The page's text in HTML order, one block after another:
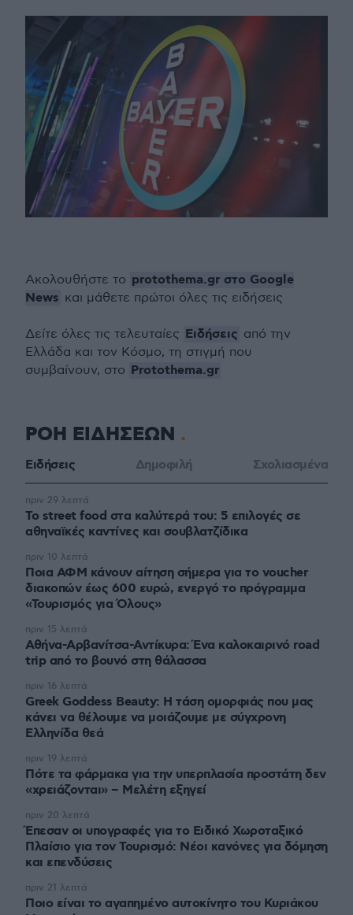
Ακολουθήστε το protothema.gr στο Google
News και μάθετε πρώτοι όλες τις ειδήσεις
Δείτε όλες τις τελευταίες Ειδήσεις από την
Ελλάδα και τον Κόσμο, τη στιγμή που
συμβαίνουν, στο Protothema.gr
ΡΟΗ ΕΙΔΗΣΕΩΝ
Ειδήσεις Δημοφιλή Σχολιασμένα
Το street food στα καλύτερά του: 5 επιλογές σε
αθηναϊκές καντίνες και σουβλατζίδικα
πριν 29 λεπτά
Ποια ΑΦΜ κάνουν αίτηση σήμερα για το voucher
διακοπών έως 600 ευρώ, ενεργό το πρόγραμμα
«Τουρισμός για Όλους»
πριν 10 λεπτά
Αθήνα-Αρβανίτσα-Αντίκυρα: Ένα καλοκαιρινό road
trip από το βουνό στη θάλασσα
πριν 15 λεπτά
Greek Goddess Beauty: Η τάση ομορφιάς που μας
κάνει να θέλουμε να μοιάζουμε με σύγχρονη
Ελληνίδα θεά
πριν 16 λεπτά
Πότε τα φάρμακα για την υπερπλασία προστάτη δεν
«χρειάζονται» – Μελέτη εξηγεί
πριν 19 λεπτά
Έπεσαν οι υπογραφές για το Ειδικό Χωροταξικό
Πλαίσιο για τον Τουρισμό: Νέοι κανόνες για δόμηση
και επενδύσεις
πριν 20 λεπτά
Ποιο είναι το αγαπημένο αυτοκίνητο του Κυριάκου
πριν 21 λεπτά